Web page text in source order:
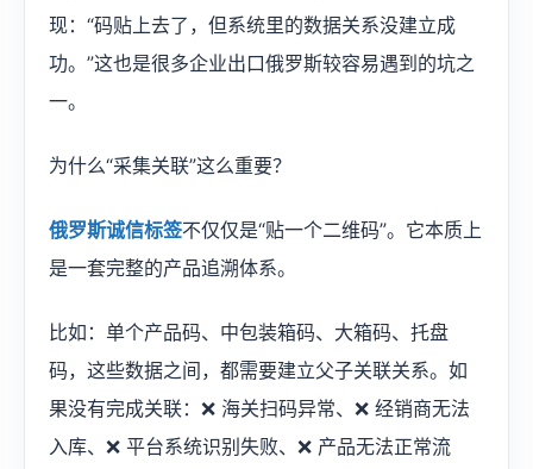
现：“码贴上去了，但系统里的数据关系没建立成
功。”这也是很多企业出口俄罗斯较容易遇到的坑之
一。
为什么“采集关联”这么重要？
俄罗斯诚信标签不仅仅是“贴一个二维码”。它本质上
是一套完整的产品追溯体系。
比如：单个产品码、中包装箱码、大箱码、托盘
码，这些数据之间，都需要建立父子关联关系。如
果没有完成关联：❌ 海关扫码异常、❌ 经销商无法
入库、❌ 平台系统识别失败、❌ 产品无法正常流